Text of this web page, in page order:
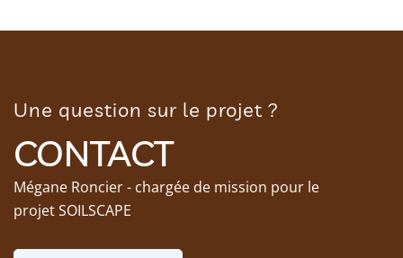
Une question sur le projet ?
CONTACT
Mégane Roncier - chargée de mission pour le
projet SOILSCAPE